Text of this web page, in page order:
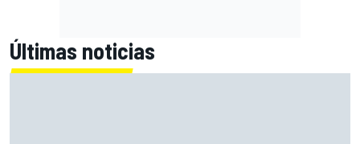
Últimas noticias